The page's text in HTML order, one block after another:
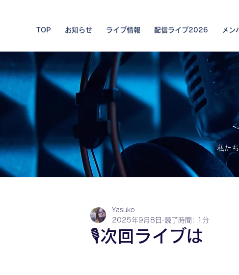
TOP お知らせ ライブ情報 配信ライブ2026 メン
私たちを
🎙次回ライブは
Yasuko
2025年9月8日 読了時間: 1分